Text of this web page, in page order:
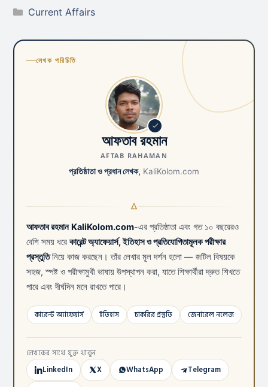
Categories
Current Affairs
লেখক পরিচিতি
আফতাব রহমান
AFTAB RAHAMAN
প্রতিষ্ঠাতা ও প্রধান লেখক, KaliKolom.com
আফতাব রহমান KaliKolom.com-এর প্রতিষ্ঠাতা এবং গত ১০ বছরেরও
বেশি সময় ধরে কারেন্ট অ্যাফেয়ার্স, ইতিহাস ও প্রতিযোগিতামূলক পরীক্ষার
প্রস্তুতিনিয়ে কাজ করছেন। তাঁর লেখার মূল দর্শন হলো — জটিল বিষয়কে
সহজ, স্পষ্ট ও পরীক্ষামুখী ভাষায় উপস্থাপন করা, যাতে শিক্ষার্থীরা দ্রুত শিখতে
পারে এবং দীর্ঘদিন মনে রাখতে পারে।
কারেন্ট অ্যাফেয়ার্স ইতিহাস চাকরির প্রস্তুতি জেনারেল নলেজ
লেখকের সাথে যুক্ত থাকুন
LinkedIn X WhatsApp
Telegram